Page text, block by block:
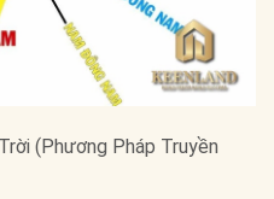
(Phương Pháp Truyền